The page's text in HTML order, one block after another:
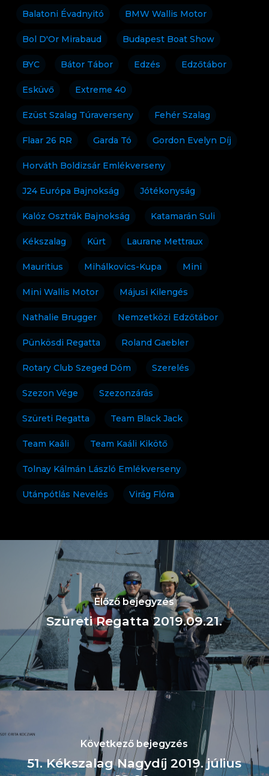
Balatoni Évadnyitó BMW Wallis Motor
Bol D'Or Mirabaud Budapest Boat Show
BYC Bátor Tábor Edzés Edzőtábor
Esküvő Extreme 40
Ezüst Szalag Túraverseny Fehér Szalag
Flaar 26 RR Garda Tó Gordon Evelyn Díj
Horváth Boldizsár Emlékverseny
J24 Európa Bajnokság Jótékonyság
Kalóz Osztrák Bajnokság Katamarán Suli
Kékszalag Kürt Laurane Mettraux
Mauritius Mihálkovics-Kupa Mini
Mini Wallis Motor Májusi Kilengés
Nathalie Brugger Nemzetközi Edzőtábor
Pünkösdi Regatta Roland Gaebler
Rotary Club Szeged Dóm Szerelés
Szezon Vége Szezonzárás
Szüreti Regatta Team Black Jack
Team Kaáli Team Kaáli Kikötő
Tolnay Kálmán László Emlékverseny
Utánpótlás Nevelés Virág Flóra
Előző bejegyzés
Szüreti Regatta 2019.09.21.
Következő bejegyzés
51. Kékszalag Nagydíj 2019. július